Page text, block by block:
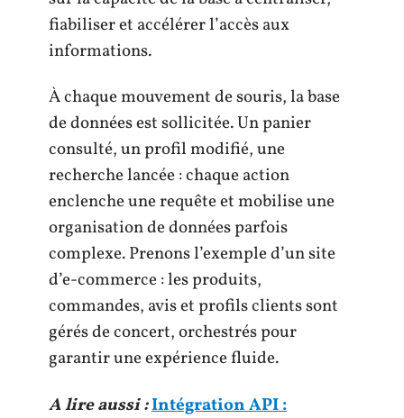
fiabiliser et accélérer l’accès aux
informations.
À chaque mouvement de souris, la base
de données est sollicitée. Un panier
consulté, un profil modifié, une
recherche lancée : chaque action
enclenche une requête et mobilise une
organisation de données parfois
complexe. Prenons l’exemple d’un site
d’e-commerce : les produits,
commandes, avis et profils clients sont
gérés de concert, orchestrés pour
garantir une expérience fluide.
A lire aussi :Intégration API :